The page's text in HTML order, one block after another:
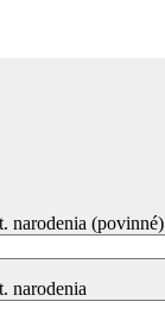
narodenia (povinné)
narodenia